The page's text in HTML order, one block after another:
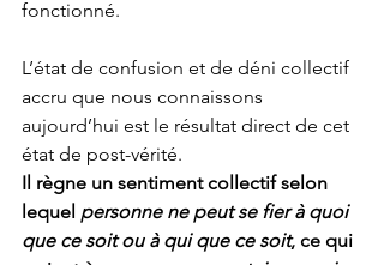
fonctionné.
L’état de confusion et de déni collectif
accru que nous connaissons
aujourd’hui est le résultat direct de cet
état de post-vérité.
Il règne un sentiment collectif selon
lequel personne ne peut se fier à quoi
que ce soit ou à qui que ce soit, ce qui